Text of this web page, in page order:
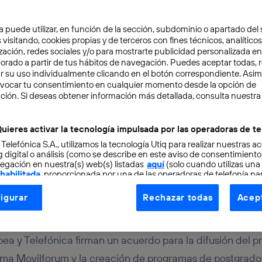
4 min
de contar con
y Telefónica firman un acuerdo para la difusión del
Movilforum y la creación de programas de postgrado
puede utilizar, en función de la sección, subdominio o apartado del
visitando, cookies propias y de terceros con fines técnicos,
redes sociales y/o para mostrarte publicidad personalizada
a partir de tus hábitos de navegación. Puedes aceptar todas,
su uso individualmente clicando en el botón correspondiente.
tu consentimiento en cualquier momento desde la opción de
Si deseas obtener información más detallada, consulta nuestra
activar la tecnología impulsada por las operadoras de
S.A., utilizamos la tecnología Utiq para realizar nuestras
digital o análisis (como se describe en este aviso de
en nuestra(s) web(s) listadas aquí(solo cuando utilizas una
, proporcionada por una de las operadoras de telefonía
consentimiento en cada página web).
Utiq está diseñada con la privacidad como prioridad
tu dirección IP y otra información de la cuenta de cliente de
a la conexión que utilizas (p. ej., número de teléfono móvil).
Rechazar todas